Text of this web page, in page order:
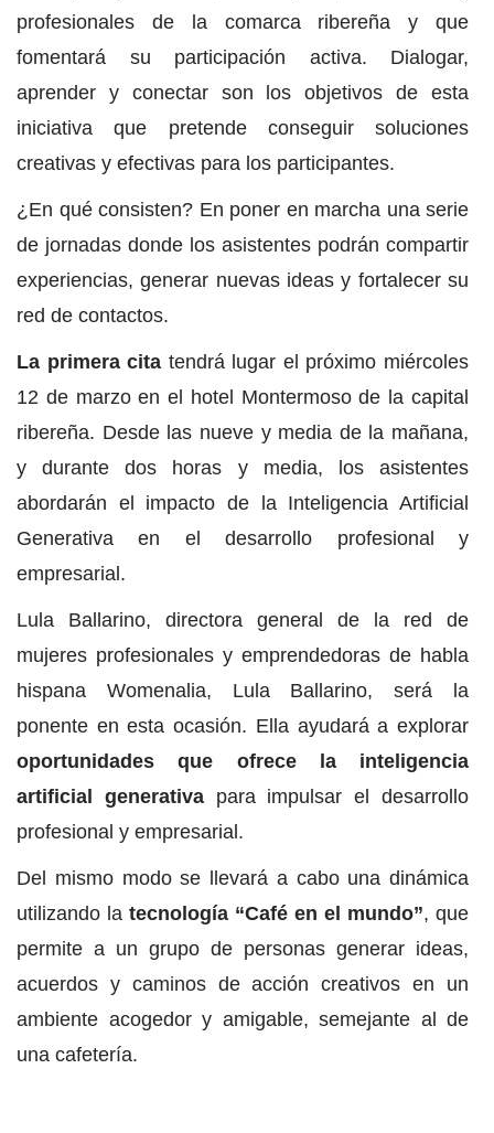
profesionales de la comarca ribereña y que
fomentará su participación activa. Dialogar,
aprender y conectar son los objetivos de esta
iniciativa que pretende conseguir soluciones
creativas y efectivas para los participantes.
¿En qué consisten? En poner en marcha una serie
de jornadas donde los asistentes podrán compartir
experiencias, generar nuevas ideas y fortalecer su
red de contactos.
La primera cita tendrá lugar el próximo miércoles
12 de marzo en el hotel Montermoso de la capital
ribereña. Desde las nueve y media de la mañana,
y durante dos horas y media, los asistentes
abordarán el impacto de la Inteligencia Artificial
Generativa en el desarrollo profesional y
empresarial.
Lula Ballarino, directora general de la red de
mujeres profesionales y emprendedoras de habla
hispana Womenalia, Lula Ballarino, será la
ponente en esta ocasión. Ella ayudará a explorar
oportunidades que ofrece la inteligencia
artificial generativa para impulsar el desarrollo
profesional y empresarial.
Del mismo modo se llevará a cabo una dinámica
utilizando la tecnología “Café en el mundo”, que
permite a un grupo de personas generar ideas,
acuerdos y caminos de acción creativos en un
ambiente acogedor y amigable, semejante al de
una cafetería.